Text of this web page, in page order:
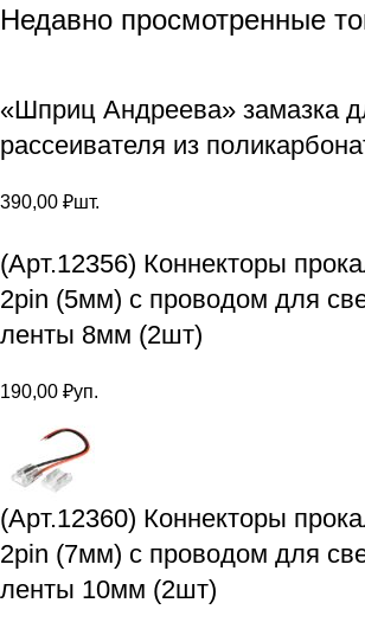
Недавно просмотренные
«Шприц Андреева» замазка
рассеивателя из
390,00 ₽шт.
(Арт.12356) Коннекторы
2pin (5мм) с проводом для
ленты 8мм (2шт)
190,00 ₽уп.
(Арт.12360) Коннекторы
2pin (7мм) с проводом для
ленты 10мм (2шт)